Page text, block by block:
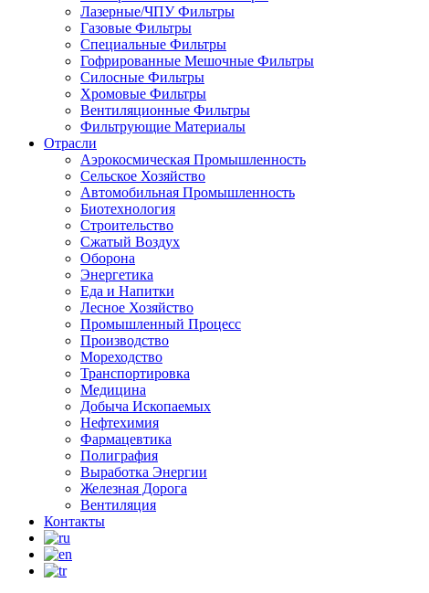
Лазерные/ЧПУ Фильтры
Газовые Фильтры
Специальные Фильтры
Гофрированные Мешочные Фильтры
Силосные Фильтры
Хромовые Фильтры
Вентиляционные Фильтры
Фильтрующие Материалы
Отрасли
Аэрокосмическая Промышленность
Сельское Хозяйство
Автомобильная Промышленность
Биотехнология
Строительство
Сжатый Воздух
Оборона
Энергетика
Еда и Напитки
Лесное Хозяйство
Промышленный Процесс
Производство
Мореходство
Транспортировка
Медицина
Добыча Ископаемых
Нефтехимия
Фармацевтика
Полиграфия
Выработка Энергии
Железная Дорога
Вентиляция
Контакты